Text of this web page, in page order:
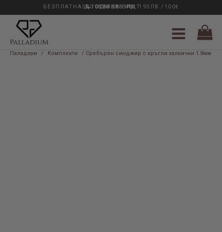
33 ГОДИНИ ОПИТ
БЕЗПЛАТНА ДОСТАВКА НАД 195ЛВ./100€
0889 888 484
Паладиум / Комплекти / Сребърен синджир с кръгли халкички 1.8мм